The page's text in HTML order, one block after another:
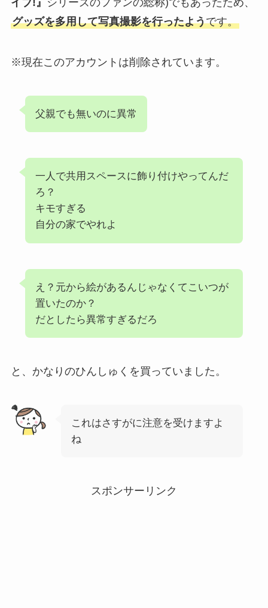
グッズを多用して写真撮影を行ったようです。
※現在このアカウントは削除されています。
父親でも無いのに異常
一人で共用スペースに飾り付けやってんだ
ろ？
キモすぎる
自分の家でやれよ
え？元から絵があるんじゃなくてこいつが
置いたのか？
だとしたら異常すぎるだろ
と、かなりのひんしゅくを買っていました。
これはさすがに注意を受けますよ
ね
スポンサーリンク